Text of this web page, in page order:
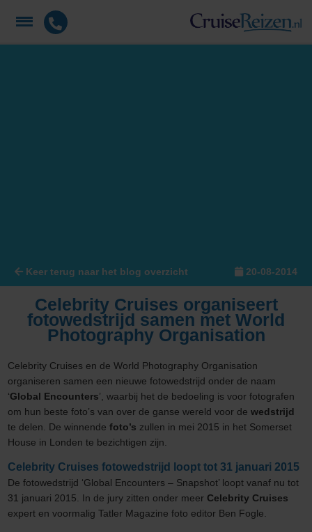
Keer terug naar het blog overzicht 20-08-2014
Celebrity Cruises organiseert
fotowedstrijd samen met World
Photography Organisation
Celebrity Cruises en de World Photography Organisation
organiseren samen een nieuwe fotowedstrijd onder de naam
‘Global Encounters’, waarbij het de bedoeling is voor fotografen
om hun beste foto’s van over de ganse wereld voor dewedstrijd
te delen. De winnendefoto’s zullen in mei 2015 in het Somerset
House in Londen te bezichtigen zijn.
Celebrity Cruises fotowedstrijd loopt tot 31 januari 2015
De fotowedstrijd ‘Global Encounters – Snapshot’ loopt vanaf nu tot
31 januari 2015. In de jury zitten onder meer Celebrity Cruises
expert en voormalig Tatler Magazine foto editor Ben Fogle.